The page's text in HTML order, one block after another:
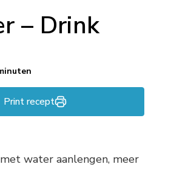
– Drink
Print recept
water aanlengen, meer